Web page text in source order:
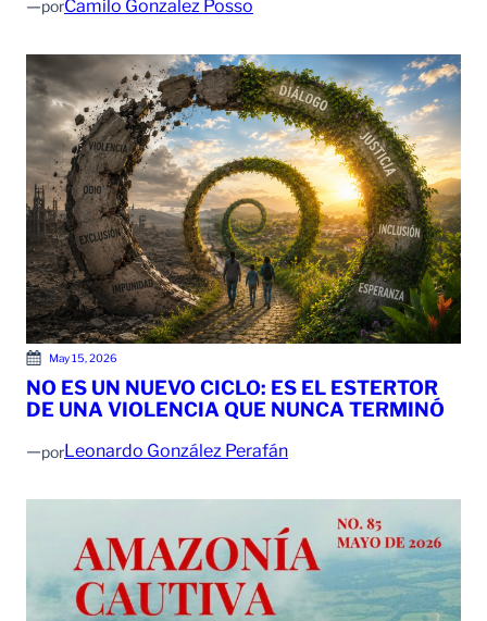
—porCamilo Gonzalez Posso
May 15, 2026
NO ES UN NUEVO CICLO: ES EL ESTERTOR
DE UNA VIOLENCIA QUE NUNCA TERMINÓ
—porLeonardo González Perafán